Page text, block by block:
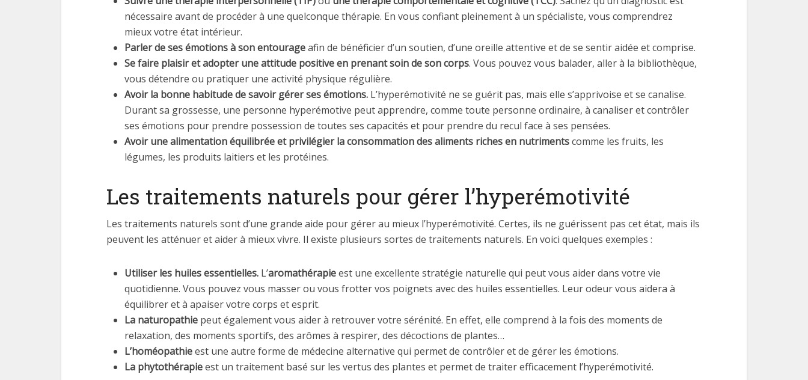
nécessaire avant de procéder à une quelconque thérapie. En vous confiant pleinement à un spécialiste, vous comprendrez
mieux votre état intérieur.
Parler de ses émotions à son entourageafin de bénéficier d’un soutien, d’une oreille attentive et de se sentir aidée et comprise.
Se faire plaisir et adopter une attitude positive en prenant soin de son corps. Vous pouvez vous balader, aller à la bibliothèque,
vous détendre ou pratiquer une activité physique régulière.
Avoir la bonne habitude de savoir gérer ses émotions. L’hyperémotivité ne se guérit pas, mais elle s’apprivoise et se canalise.
Durant sa grossesse, une personne hyperémotive peut apprendre, comme toute personne ordinaire, à canaliser et contrôler
ses émotions pour prendre possession de toutes ses capacités et pour prendre du recul face à ses pensées.
Avoir une alimentation équilibrée et privilégier la consommation des aliments riches en nutrimentscomme les fruits, les
légumes, les produits laitiers et les protéines.
Les traitements naturels pour gérer l’hyperémotivité
Les traitements naturels sont d’une grande aide pour gérer au mieux l’hyperémotivité. Certes, ils ne guérissent pas cet état, mais ils
peuvent les atténuer et aider à mieux vivre. Il existe plusieurs sortes de traitements naturels. En voici quelques exemples :
Utiliser les huiles essentielles. L’aromathérapieest une excellente stratégie naturelle qui peut vous aider dans votre vie
quotidienne. Vous pouvez vous masser ou vous frotter vos poignets avec des huiles essentielles. Leur odeur vous aidera à
équilibrer et à apaiser votre corps et esprit.
La naturopathie peut également vous aider à retrouver votre sérénité. En effet, elle comprend à la fois des moments de
relaxation, des moments sportifs, des arômes à respirer, des décoctions de plantes…
L’homéopathieest une autre forme de médecine alternative qui permet de contrôler et de gérer les émotions.
La phytothérapieest un traitement basé sur les vertus des plantes et permet de traiter efficacement l’hyperémotivité.